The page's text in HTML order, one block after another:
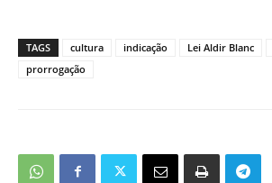
TAGS cultura indicação Lei Aldir Blanc
prorrogação